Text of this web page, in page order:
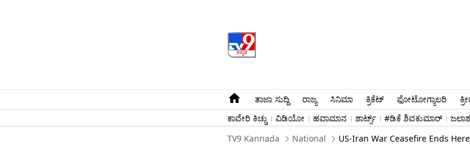
ತಾಜಾ ಸುದ್ದಿ ರಾಜ್ಯ ಸಿನಿಮಾ ಕ್ರಿಕೆಟ್​ ಫೋಟೋಗ್ಯಾಲರಿ
ಕಾವೇರಿ ಕಿಚ್ಚು
ವಿಡಿಯೋ ಹವಾಮಾನ ಶಾರ್ಟ್ಸ್​ #ಡಿಕೆ ಶಿವಕುಮಾರ್​
TV9 Kannada
National US-Iran War Ceasefire Ends